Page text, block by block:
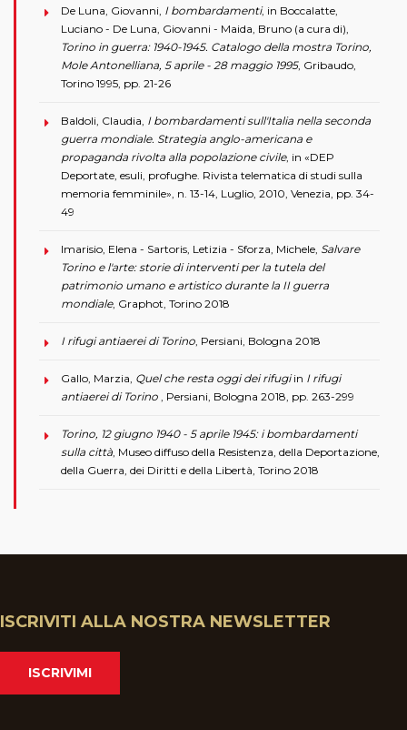
De Luna, Giovanni, I bombardamenti, in Boccalatte,
Luciano - De Luna, Giovanni - Maida, Bruno (a cura di),
Torino in guerra: 1940-1945. Catalogo della mostra Torino,
Mole Antonelliana, 5 aprile - 28 maggio 1995, Gribaudo,
Torino 1995, pp. 21-26
Baldoli, Claudia, I bombardamenti sull'Italia nella seconda
guerra mondiale. Strategia anglo-americana e
propaganda rivolta alla popolazione civile, in «DEP
Deportate, esuli, profughe. Rivista telematica di studi sulla
memoria femminile», n. 13-14, Luglio, 2010, Venezia, pp. 34-
49
Imarisio, Elena - Sartoris, Letizia - Sforza, Michele, Salvare
Torino e l'arte: storie di interventi per la tutela del
patrimonio umano e artistico durante la II guerra
mondiale, Graphot, Torino 2018
I rifugi antiaerei di Torino, Persiani, Bologna 2018
Gallo, Marzia, Quel che resta oggi dei rifugiin I rifugi
antiaerei di Torino , Persiani, Bologna 2018, pp. 263-299
Torino, 12 giugno 1940 - 5 aprile 1945: i bombardamenti
sulla città, Museo diffuso della Resistenza, della Deportazione,
della Guerra, dei Diritti e della Libertà, Torino 2018
ISCRIVITI ALLA NOSTRA NEWSLETTER
ISCRIVIMI